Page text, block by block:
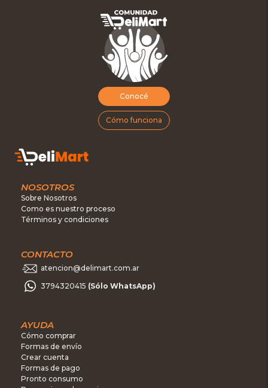
Conocé
Cómo funciona
NOSOTROS
Sobre Nosotros
Como es nuestro proceso
Términos y condiciones
CONTACTO
atencion@delimart.com.ar
3794320415 (Sólo WhatsApp)
AYUDA
Cómo comprar
Formas de envío
Crear cuenta
Formas de pago
Pronto consumo